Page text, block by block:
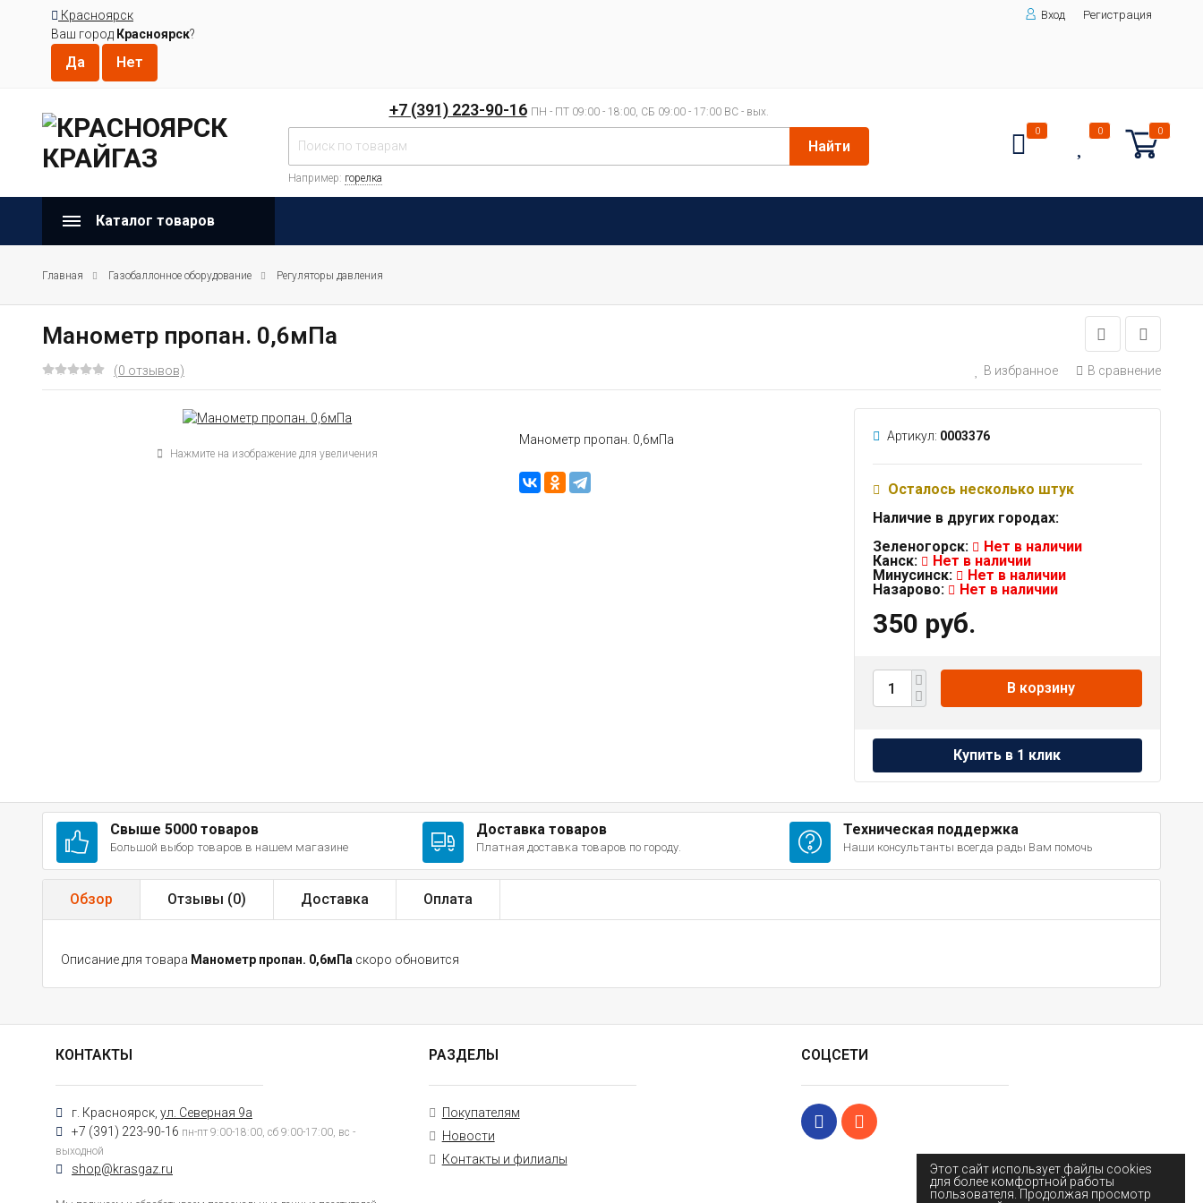
Этот сайт использует файлы cookies
для более комфортной работы
пользователя. Продолжая просмотр
Красноярск
Ваш город Красноярск?
Вход Регистрация
+7 (391) 223-90-16 ПН - ПТ 09:00 - 18:00, СБ 09:00 - 17:00 ВС - вых.
Найти
Например: горелка
0 0 0
Каталог товаров
Главная Газобаллонное оборудование Регуляторы давления
Манометр пропан. 0,6мПа
(0 отзывов) В избранное В сравнение
Нажмите на изображение для увеличения
Манометр пропан. 0,6мПа Артикул: 0003376
Осталось несколько штук
Наличие в других городах:
Зеленогорск:
Нет в наличии
Канск:
Нет в наличии
Минусинск:
Нет в наличии
Назарово:
Нет в наличии
350 руб.
В корзину
Свыше 5000 товаров
Большой выбор товаров в нашем магазине
Доставка товаров
Платная доставка товаров по городу.
Техническая поддержка
Наши консультанты всегда рады Вам помочь
Обзор Отзывы (0) Доставка Оплата
Описание для товара Манометр пропан. 0,6мПа скоро обновится
КОНТАКТЫ
г. Красноярск, ул. Северная 9а
+7 (391) 223-90-16 пн-пт 9:00-18:00, сб 9:00-17:00, вс -
выходной
shop@krasgaz.ru
РАЗДЕЛЫ
Покупателям
Новости
Контакты и филиалы
СОЦСЕТИ